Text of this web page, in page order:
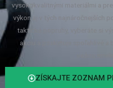
vysokokvalitnými materiálmi a
výkon aj v tých najnáročnejších
taktické popruhy, vyberáte si
akciu a poskytuje spoľahlivé a
ZÍSKAJTE ZOZNAM